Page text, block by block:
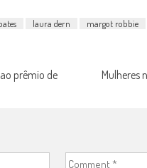
laura dern margot robbie
prêmio de Mulheres